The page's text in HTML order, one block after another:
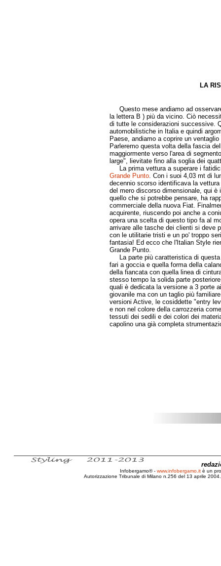
LA
Questo mese andiamo ad
la lettera B ) più da vicino. Ciò
di tutte le considerazioni successive.
automobilistiche in Italia e quindi
Paese, andiamo a coprire un
Parleremo questa volta della fascia
maggiormente verso l'area di
large", lievitate fino alla soglia dei
La prima vettura a superare i
Grande Punto. Con i suoi 4,03 mt di
decennio scorso identificava la
del mero discorso dimensionale, qui
quello che si potrebbe pensare, ha
commerciale della nuova Fiat.
acquirente, riuscendo poi anche a
opera una scelta di questo tipo fa al
arrivare alle tasche dei clienti si deve
con le utilitarie tristi e un po' troppo
fantasia! Ed ecco che l'Italian Style
Grande Punto.
La parte più caratteristica di questa
fari a goccia e quella forma della
della fiancata con quella linea di
stesso tempo la solida parte
quali è dedicata la versione a 3 porte
giovanile ma con un taglio più
versioni Active, le cosiddette "entry
e non nel colore della carrozzeria
tessuti dei sedili e dei colori dei
capolino una già completa
Infobergamo® - www.infobergamo.it è un
Autorizzazione Tribunale di Milano n.256 del 13 aprile